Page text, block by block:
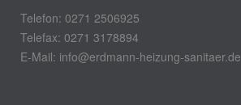
Telefon: 0271 2506925
Telefax: 0271 3178894
E-Mail: info@erdmann-heizung-sanitaer.de